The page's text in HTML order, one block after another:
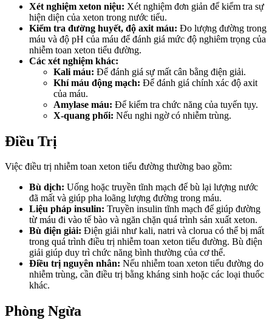
Xét nghiệm xeton niệu: Xét nghiệm đơn giản để kiểm tra sự
hiện diện của xeton trong nước tiểu.
Kiểm tra đường huyết, độ axit máu: Đo lượng đường trong
máu và độ pH của máu để đánh giá mức độ nghiêm trọng của
nhiễm toan xeton tiểu đường.
Các xét nghiệm khác:
Kali máu: Để đánh giá sự mất cân bằng điện giải.
Khí máu động mạch: Để đánh giá chính xác độ axit
của máu.
Amylase máu: Để kiểm tra chức năng của tuyến tụy.
X-quang phổi: Nếu nghi ngờ có nhiễm trùng.
Điều Trị
Việc điều trị nhiễm toan xeton tiểu đường thường bao gồm:
Bù dịch: Uống hoặc truyền tĩnh mạch để bù lại lượng nước
đã mất và giúp pha loãng lượng đường trong máu.
Liệu pháp insulin: Truyền insulin tĩnh mạch để giúp đường
từ máu đi vào tế bào và ngăn chặn quá trình sản xuất xeton.
Bù điện giải: Điện giải như kali, natri và clorua có thể bị mất
trong quá trình điều trị nhiễm toan xeton tiểu đường. Bù điện
giải giúp duy trì chức năng bình thường của cơ thể.
Điều trị nguyên nhân: Nếu nhiễm toan xeton tiểu đường do
nhiễm trùng, cần điều trị bằng kháng sinh hoặc các loại thuốc
khác.
Phòng Ngừa